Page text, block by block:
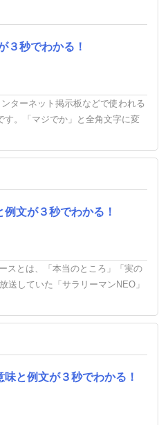
３秒でわかる！
ターネット掲示板などで使われる
す。「マジでか」と全角文字に変
例文が３秒でわかる！
スとは、「本当のところ」「実の
送していた「サラリーマンNEO」
味と例文が３秒でわかる！